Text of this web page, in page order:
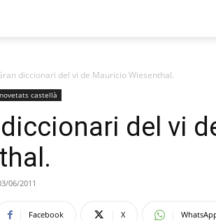
diccionari del vi de Mauricio Wiesenthal.
novetats castellà
diccionari del vi
06/2011
Facebook X